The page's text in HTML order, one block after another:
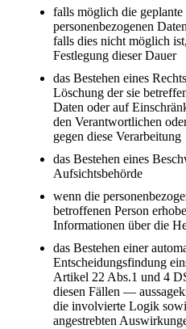
falls möglich die
personenbezogenen
falls dies nicht möglich
Festlegung dieser Dauer
das Bestehen eines
Löschung der sie
Daten oder auf
den Verantwortlichen
gegen diese Verarbeitung
das Bestehen eines
Aufsichtsbehörde
wenn die
betroffenen Person
Informationen über die
das Bestehen einer
Entscheidungsfindung
Artikel 22 Abs.1 und 4
diesen Fällen —
die involvierte Logik
angestrebten